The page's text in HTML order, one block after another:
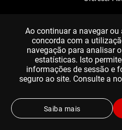
Ao continuar a navegar ou
concorda com a
navegação para analisar
estatísticas. Isto
informações de sessão e
seguro ao site. Consulte a
Saiba mais